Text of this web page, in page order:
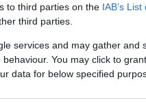
to third parties on the IAB’s List
third parties.
services and may gather and
You may click to
data for below specified
értékesítés
optimalizálása
Blogok és
webhelyek
növelni az
elérhetőségét.
kulcsszavak